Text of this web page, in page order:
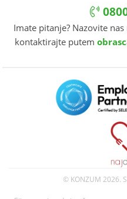
Imate pitanje? Nazovite
kontaktirajte putem
© KONZUM 2026.